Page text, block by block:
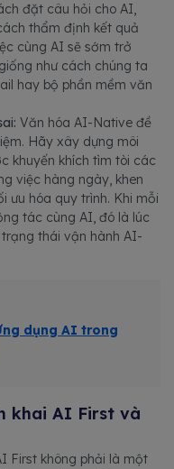
đặt câu hỏi cho AI,
thẩm định kết quả
cùng AI sẽ sớm trở
như cách chúng ta
hay bộ phần mềm văn
Văn hóa AI-Native đề
Hãy xây dựng môi
khuyến khích tìm tòi các
việc hàng ngày, khen
ưu hóa quy trình. Khi mỗi
tác cùng AI, đó là lúc
thái vận hành AI-
dụng AI trong
khai AI First và
First không phải là một